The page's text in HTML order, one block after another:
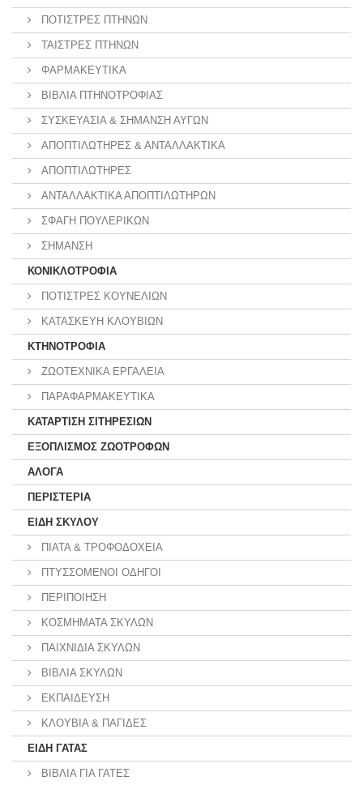
ΠΟΤΙΣΤΡΕΣ ΠΤΗΝΩΝ
ΤΑΙΣΤΡΕΣ ΠΤΗΝΩΝ
ΦΑΡΜΑΚΕΥΤΙΚΑ
ΒΙΒΛΙΑ ΠΤΗΝΟΤΡΟΦΙΑΣ
ΣΥΣΚΕΥΑΣΙΑ & ΣΗΜΑΝΣΗ ΑΥΓΩΝ
ΑΠΟΠΤΙΛΩΤΗΡΕΣ & ΑΝΤΑΛΛΑΚΤΙΚΑ
ΑΠΟΠΤΙΛΩΤΗΡΕΣ
ΑΝΤΑΛΛΑΚΤΙΚΑ ΑΠΟΠΤΙΛΩΤΗΡΩΝ
ΣΦΑΓΗ ΠΟΥΛΕΡΙΚΩΝ
ΣΗΜΑΝΣΗ
ΚΟΝΙΚΛΟΤΡΟΦΙΑ
ΠΟΤΙΣΤΡΕΣ ΚΟΥΝΕΛΙΩΝ
ΚΑΤΑΣΚΕΥΗ ΚΛΟΥΒΙΩΝ
ΚΤΗΝΟΤΡΟΦΙΑ
ΖΩΟΤΕΧΝΙΚΑ ΕΡΓΑΛΕΙΑ
ΠΑΡΑΦΑΡΜΑΚΕΥΤΙΚΑ
ΚΑΤΑΡΤΙΣΗ ΣΙΤΗΡΕΣΙΩΝ
ΕΞΟΠΛΙΣΜΟΣ ΖΩΟΤΡΟΦΩΝ
ΑΛΟΓΑ
ΠΕΡΙΣΤΕΡΙΑ
ΕΙΔΗ ΣΚΥΛΟΥ
ΠΙΑΤΑ & ΤΡΟΦΟΔΟΧΕΙΑ
ΠΤΥΣΣΟΜΕΝΟΙ ΟΔΗΓΟΙ
ΠΕΡΙΠΟΙΗΣΗ
ΚΟΣΜΗΜΑΤΑ ΣΚΥΛΩΝ
ΠΑΙΧΝΙΔΙΑ ΣΚΥΛΩΝ
ΒΙΒΛΙΑ ΣΚΥΛΩΝ
ΕΚΠΑΙΔΕΥΣΗ
ΚΛΟΥΒΙΑ & ΠΑΓΙΔΕΣ
ΕΙΔΗ ΓΑΤΑΣ
ΒΙΒΛΙΑ ΓΙΑ ΓΑΤΕΣ